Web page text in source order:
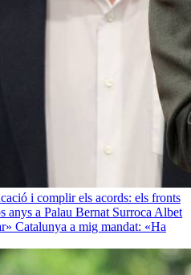
i complir els acords: els fronts
anys a Palau Bernat Surroca Albet
Catalunya a mig mandat: «Ha